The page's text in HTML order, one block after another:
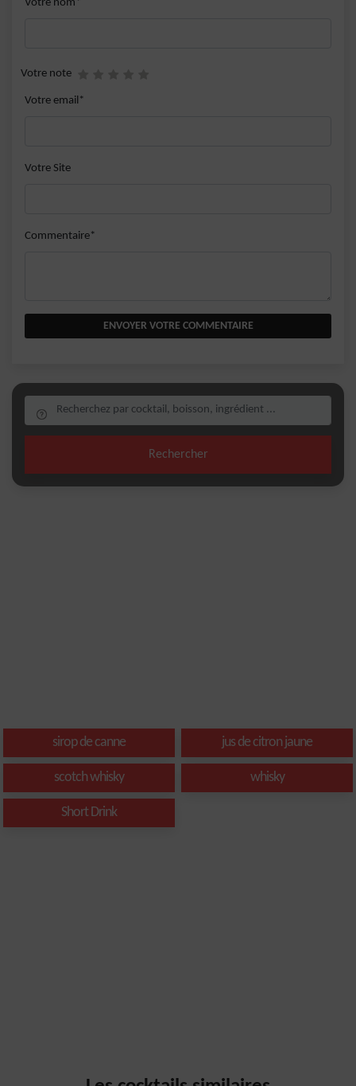
Votre nom*
Votre note
Votre email*
Votre Site
Commentaire*
ENVOYER VOTRE COMMENTAIRE
Rechercher
sirop de canne jus de citron jaune
scotch whisky whisky
Short Drink